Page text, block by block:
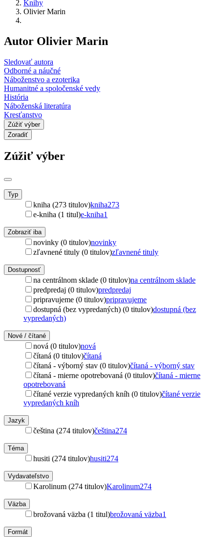
Knihy
Olivier Marin
Autor Olivier Marin
Sledovať autora
Odborné a náučné
Náboženstvo a ezoterika
Humanitné a spoločenské vedy
História
Náboženská literatúra
Kresťanstvo
Zúžiť výber
Zoradiť
Zúžiť výber
Typ
kniha (273 titulov)kniha273
e-kniha (1 titul)e-kniha1
Zobraziť iba
novinky (0 titulov)novinky
zľavnené tituly (0 titulov)zľavnené tituly
Dostupnosť
na centrálnom sklade (0 titulov)na centrálnom sklade
predpredaj (0 titulov)predpredaj
pripravujeme (0 titulov)pripravujeme
dostupná (bez vypredaných) (0 titulov)dostupná (bez
vypredaných)
Nové / čítané
nová (0 titulov)nová
čítaná (0 titulov)čítaná
čítaná - výborný stav (0 titulov)čítaná - výborný stav
čítaná - mierne opotrebovaná (0 titulov)čítaná - mierne
opotrebovaná
čítané verzie vypredaných kníh (0 titulov)čítané verzie
vypredaných kníh
Jazyk
čeština (274 titulov)čeština274
Téma
husiti (274 titulov)husiti274
Vydavateľstvo
Karolinum (274 titulov)Karolinum274
Väzba
brožovaná väzba (1 titul)brožovaná väzba1
Formát